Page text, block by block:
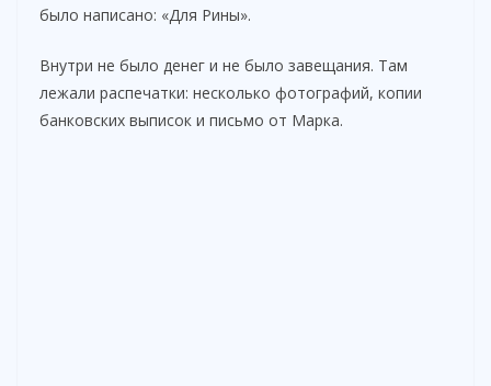
было написано: «Для Рины».
Внутри не было денег и не было завещания. Там
лежали распечатки: несколько фотографий, копии
банковских выписок и письмо от Марка.